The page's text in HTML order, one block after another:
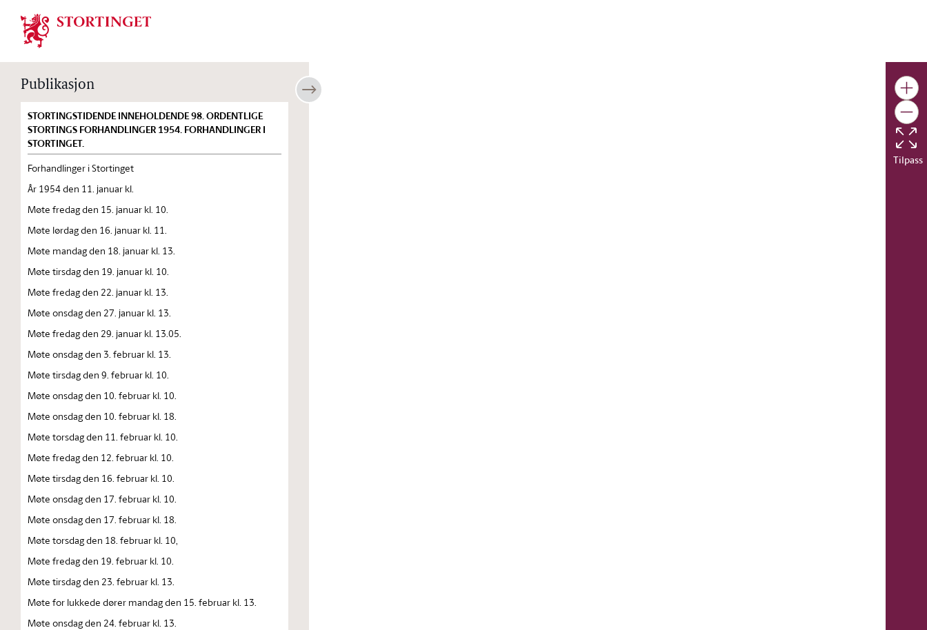
Stortinget.no
Publikasjon
STORTINGSTIDENDE INNEHOLDENDE 98. ORDENTLIGE
STORTINGS FORHANDLINGER 1954. FORHANDLINGER I
STORTINGET.
Forhandlinger i Stortinget
År 1954 den 11. januar kl.
Møte fredag den 15. januar kl. 10.
Møte lørdag den 16. januar kl. 11.
Møte mandag den 18. januar kl. 13.
Møte tirsdag den 19. januar kl. 10.
Møte fredag den 22. januar kl. 13.
Møte onsdag den 27. januar kl. 13.
Møte fredag den 29. januar kl. 13.05.
Møte onsdag den 3. februar kl. 13.
Møte tirsdag den 9. februar kl. 10.
Møte onsdag den 10. februar kl. 10.
Møte onsdag den 10. februar kl. 18.
Møte torsdag den 11. februar kl. 10.
Møte fredag den 12. februar kl. 10.
Møte tirsdag den 16. februar kl. 10.
Møte onsdag den 17. februar kl. 10.
Møte onsdag den 17. februar kl. 18.
Møte torsdag den 18. februar kl. 10,
Møte fredag den 19. februar kl. 10.
Møte tirsdag den 23. februar kl. 13.
Møte for lukkede dører mandag den 15. februar kl. 13.
Møte onsdag den 24. februar kl. 13.